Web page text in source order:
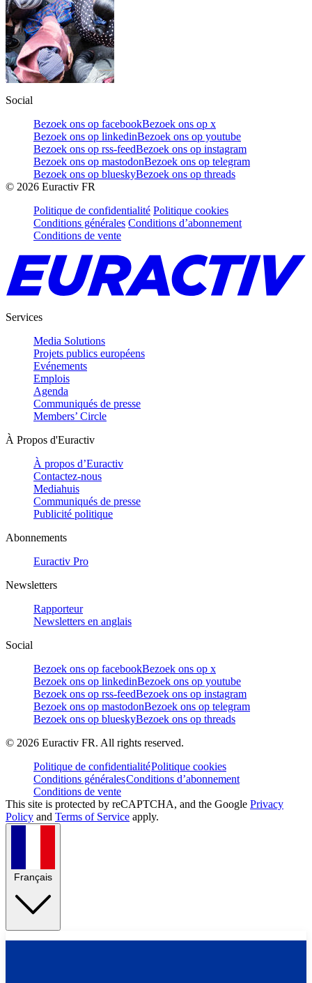
Social
Bezoek ons op facebookBezoek ons op x
Bezoek ons op linkedinBezoek ons op youtube
Bezoek ons op rss-feedBezoek ons op instagram
Bezoek ons op mastodonBezoek ons op telegram
Bezoek ons op blueskyBezoek ons op threads
© 2026 Euractiv FR
Politique de confidentialité Politique cookies
Conditions générales Conditions d’abonnement
Conditions de vente
Services
Media Solutions
Projets publics européens
Evénements
Emplois
Agenda
Communiqués de presse
Members’ Circle
À Propos d'Euractiv
À propos d’Euractiv
Contactez-nous
Mediahuis
Communiqués de presse
Publicité politique
Abonnements
Euractiv Pro
Newsletters
Rapporteur
Newsletters en anglais
Social
Bezoek ons op facebookBezoek ons op x
Bezoek ons op linkedinBezoek ons op youtube
Bezoek ons op rss-feedBezoek ons op instagram
Bezoek ons op mastodonBezoek ons op telegram
Bezoek ons op blueskyBezoek ons op threads
© 2026 Euractiv FR. All rights reserved.
Politique de confidentialitéPolitique cookies
Conditions généralesConditions d’abonnement
Conditions de vente
This site is protected by reCAPTCHA, and the Google Privacy
Policy and Terms of Service apply.
Français